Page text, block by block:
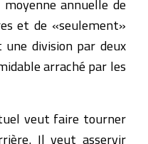
annuelle de
et de «seulement»
division par deux
arraché par les
veut faire tourner
Il veut asservir